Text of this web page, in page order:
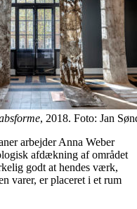
, 2018. Foto: Jan
arbejder Anna Weber
afdækning af området
godt at hendes værk,
varer, er placeret i et rum